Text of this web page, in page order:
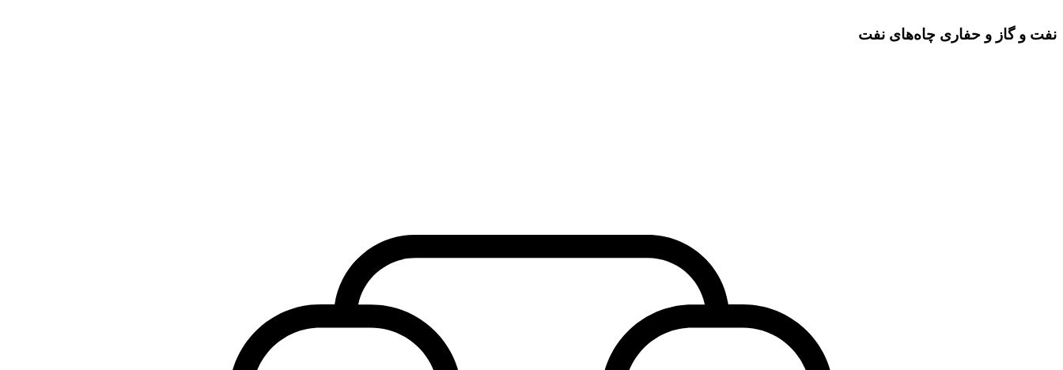
نفت و گاز و حفاری چاه‌های نفت